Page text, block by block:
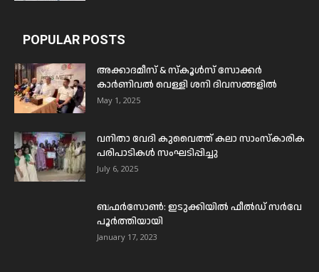
POPULAR POSTS
അക്കാദമീസ് & സ്കൂൾസ് സോക്കർ
കാർണിവൽ വെള്ളി ശനി ദിവസങ്ങളിൽ
May 1, 2025
വനിതാ വേദി കുവൈത്ത് കലാ സാംസ്കാരിക
പരിപാടികൾ സംഘടിപ്പിച്ചു
July 6, 2025
ബഫര്‍സോണ്‍: ഇടുക്കിയില്‍ ഫീല്‍ഡ് സര്‍വേ
പൂര്‍ത്തിയായി
January 17, 2023